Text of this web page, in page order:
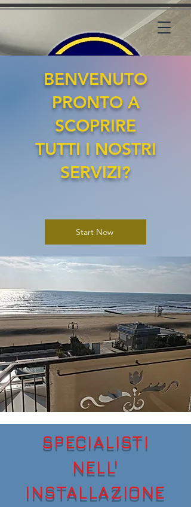
BENVENUTO
PRONTO A
SCOPRIRE
TUTTI I NOSTRI
SERVIZI?
Start Now
SPECIALISTI
NELL'
INSTALLAZIONE